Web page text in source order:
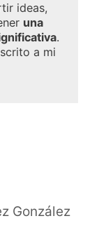
ideas,
una
.
a mi
González